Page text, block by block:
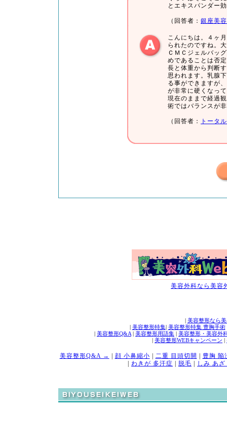
とエキスパンダー
（回答者： 銀座美
こんにちは。４ヶ
られたのですね。
ＣＭＣジェルバッ
めであることは否
長と体重から判断
思われます。乳腺
る事ができますが
が非常に硬くなっ
現在のままで経過
術ではバランスが
（回答者： トータ
美容外科なら美容
| 美容整形なら
| 美容整形特集| 美容整形特集 豊胸手術
| 美容整形Q&A | 美容整形用語集 | 美容整形・美容外
| 美容整形WEBキャンペーン |
美容整形Q&A → 顔 小鼻縮小 二重 目頭切開
豊胸 陥
わきが 多汗症 脱毛 しみ あ